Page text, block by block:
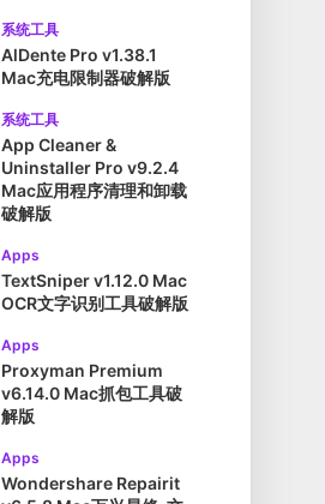
系统工具
AlDente Pro v1.38.1
Mac充电限制器破解版
系统工具
App Cleaner &
Uninstaller Pro v9.2.4
Mac应用程序清理和卸载
破解版
Apps
TextSniper v1.12.0 Mac
OCR文字识别工具破解版
Apps
Proxyman Premium
v6.14.0 Mac抓包工具破
解版
Apps
Wondershare Repairit